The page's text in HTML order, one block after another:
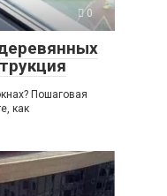
0
Пошаговая
как